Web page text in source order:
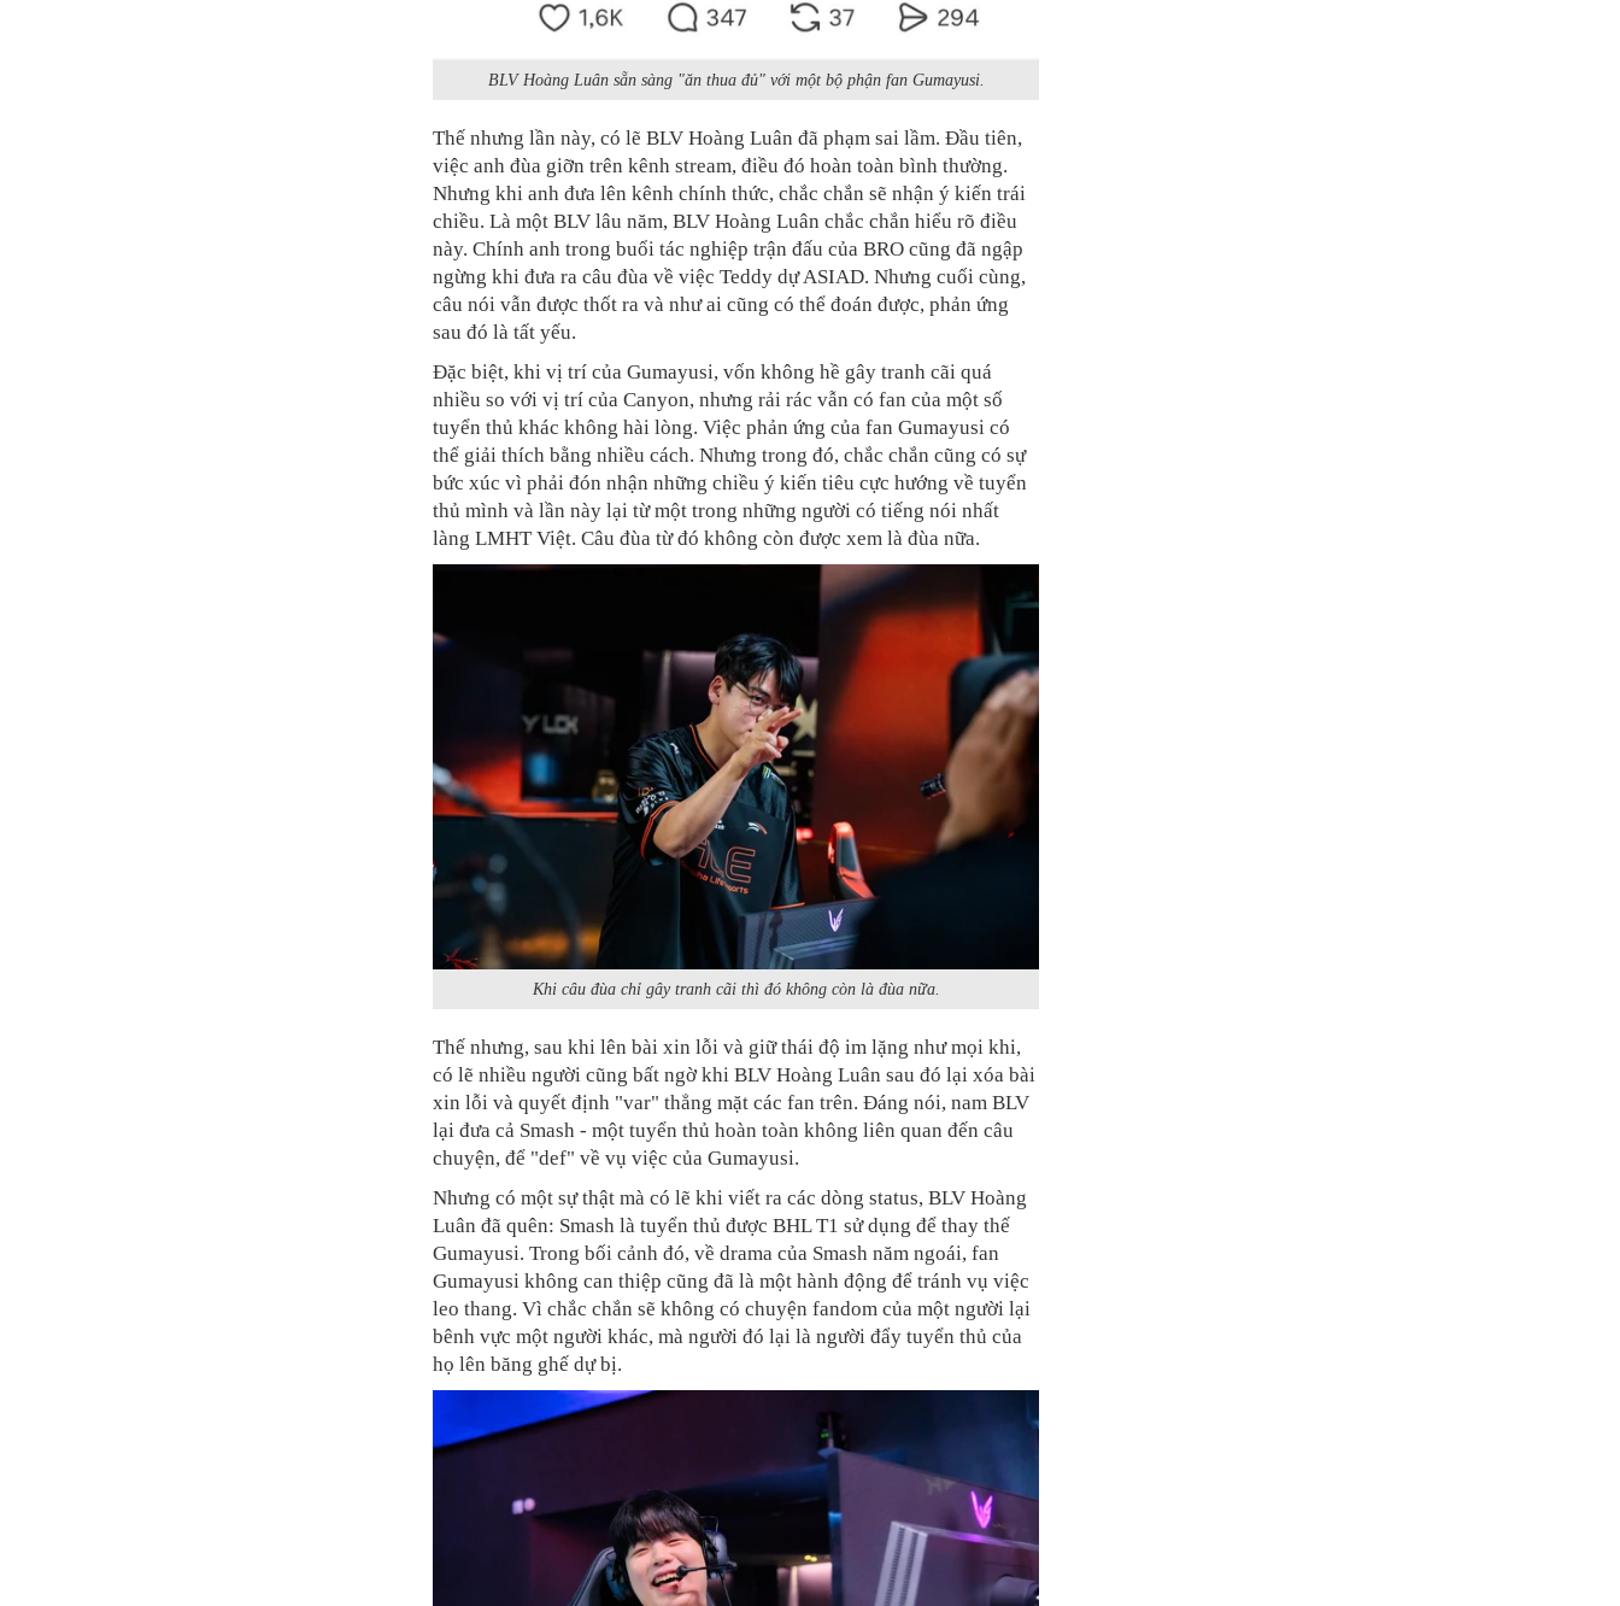
BLV Hoàng Luân sẵn sàng "ăn thua đủ" với một bộ phận fan Gumayusi.
Thế nhưng lần này, có lẽ BLV Hoàng Luân đã phạm sai lầm. Đầu tiên,
việc anh đùa giỡn trên kênh stream, điều đó hoàn toàn bình thường.
Nhưng khi anh đưa lên kênh chính thức, chắc chắn sẽ nhận ý kiến trái
chiều. Là một BLV lâu năm, BLV Hoàng Luân chắc chắn hiểu rõ điều
này. Chính anh trong buổi tác nghiệp trận đấu của BRO cũng đã ngập
ngừng khi đưa ra câu đùa về việc Teddy dự ASIAD. Nhưng cuối cùng,
câu nói vẫn được thốt ra và như ai cũng có thể đoán được, phản ứng
sau đó là tất yếu.
Đặc biệt, khi vị trí của Gumayusi, vốn không hề gây tranh cãi quá
nhiều so với vị trí của Canyon, nhưng rải rác vẫn có fan của một số
tuyển thủ khác không hài lòng. Việc phản ứng của fan Gumayusi có
thể giải thích bằng nhiều cách. Nhưng trong đó, chắc chắn cũng có sự
bức xúc vì phải đón nhận những chiều ý kiến tiêu cực hướng về tuyển
thủ mình và lần này lại từ một trong những người có tiếng nói nhất
làng LMHT Việt. Câu đùa từ đó không còn được xem là đùa nữa.
Khi câu đùa chỉ gây tranh cãi thì đó không còn là đùa nữa.
Thế nhưng, sau khi lên bài xin lỗi và giữ thái độ im lặng như mọi khi,
có lẽ nhiều người cũng bất ngờ khi BLV Hoàng Luân sau đó lại xóa bài
xin lỗi và quyết định "var" thẳng mặt các fan trên. Đáng nói, nam BLV
lại đưa cả Smash - một tuyển thủ hoàn toàn không liên quan đến câu
chuyện, để "def" về vụ việc của Gumayusi.
Nhưng có một sự thật mà có lẽ khi viết ra các dòng status, BLV Hoàng
Luân đã quên: Smash là tuyển thủ được BHL T1 sử dụng để thay thế
Gumayusi. Trong bối cảnh đó, về drama của Smash năm ngoái, fan
Gumayusi không can thiệp cũng đã là một hành động để tránh vụ việc
leo thang. Vì chắc chắn sẽ không có chuyện fandom của một người lại
bênh vực một người khác, mà người đó lại là người đẩy tuyển thủ của
họ lên băng ghế dự bị.